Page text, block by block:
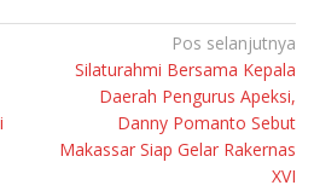
Pos selanjutnya
Silaturahmi Bersama Kepala
Daerah Pengurus Apeksi,
Danny Pomanto Sebut
Makassar Siap Gelar Rakernas
XVI